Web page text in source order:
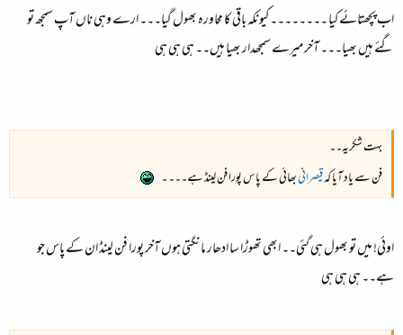
اب پچھتائے کیا ۔۔۔۔۔۔۔۔ کیونکہ باقی کا محاورہ بھول گیا۔۔۔ ارے وہی ناں آپ سمجھ تو
گئے ہیں بھیا۔۔۔ آخر میرے سمجھدار بھیا ہیں۔۔ ہی ہی ہی
بہت شکریہ۔۔
فن سے یاد آیا کہقیصرانیبھائی کے پاس پورافن لینڈہے۔۔۔ ۔
اوئی! میں تو بھول ہی گئی۔۔ ابھی تھوڑا سا ادھار مانگتی ہوں آخر پورا فن لینڈ ان کے پاس جو
ہے۔۔ ہی ہی ہی